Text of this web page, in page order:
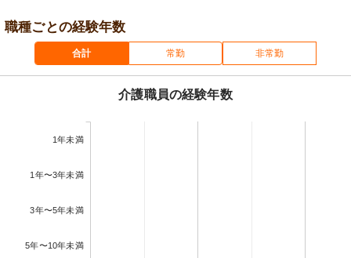
職種ごとの経験年数
合計 常勤 非常勤
介護職員の経験年数
1年未満
1年〜3年未満
3年〜5年未満
5年〜10年未満